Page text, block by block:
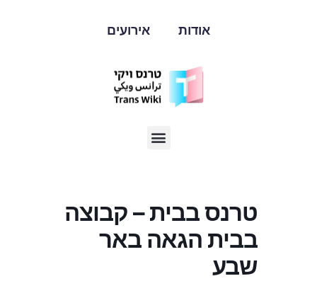
אודות אירועים
טרנס בבית – קבוצה
בבית הגאה באר
שבע